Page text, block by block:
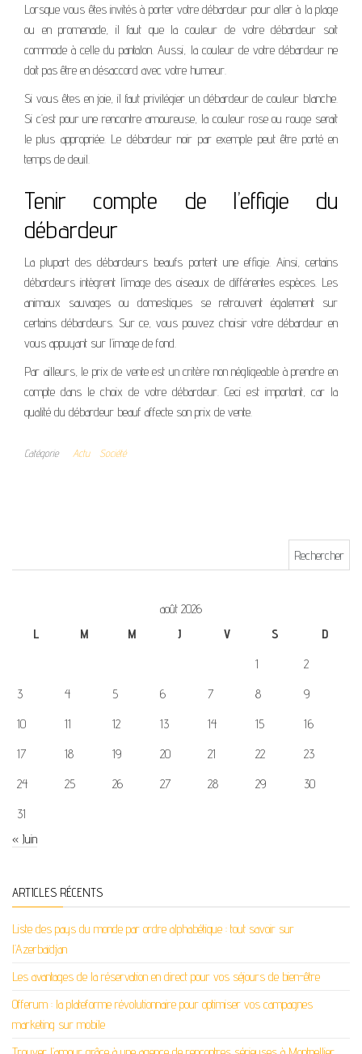
Lorsque vous êtes invités à porter votre débardeur pour aller à la plage
ou en promenade, il faut que la couleur de votre débardeur soit
commode à celle du pantalon. Aussi, la couleur de votre débardeur ne
doit pas être en désaccord avec votre humeur.
Si vous êtes en joie, il faut privilégier un débardeur de couleur blanche.
Si c’est pour une rencontre amoureuse, la couleur rose ou rouge serait
le plus appropriée. Le débardeur noir par exemple peut être porté en
temps de deuil.
Tenir compte de l’effigie du
débardeur
La plupart des débardeurs beaufs portent une effigie. Ainsi, certains
débardeurs intègrent l’image des oiseaux de différentes espèces. Les
animaux sauvages ou domestiques se retrouvent également sur
certains débardeurs. Sur ce, vous pouvez choisir votre débardeur en
vous appuyant sur l’image de fond.
Par ailleurs, le prix de vente est un critère non négligeable à prendre en
compte dans le choix de votre débardeur. Ceci est important, car la
qualité du débardeur beauf affecte son prix de vente.
Catégorie Actu Société
août 2026
L
M M J V S
D
1
2
3
4 5 6 7 8
9
10
11 12 13 14 15
16
17
18 19 20 21 22
23
24
25 26 27 28 29
30
31
« Juin
ARTICLES RÉCENTS
Liste des pays du monde par ordre alphabétique : tout savoir sur
l’Azerbaïdjan
Les avantages de la réservation en direct pour vos séjours de bien-être
Offerum : la plateforme révolutionnaire pour optimiser vos campagnes
marketing sur mobile